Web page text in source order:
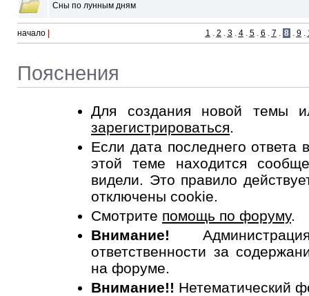
Сны по лунным дням
начало 1 . 2 . 3 . 4 . 5 . 6 . 7 . 8 . 9 .
Пояснения
Для создания новой темы
зарегистрироваться.
Если дата последнего ответа
этой теме находится
видели. Это правило
отключены cookie.
Смотрите помощь по форуму.
Внимание!
ответственности за
на форуме.
Внимание!! Нетематический